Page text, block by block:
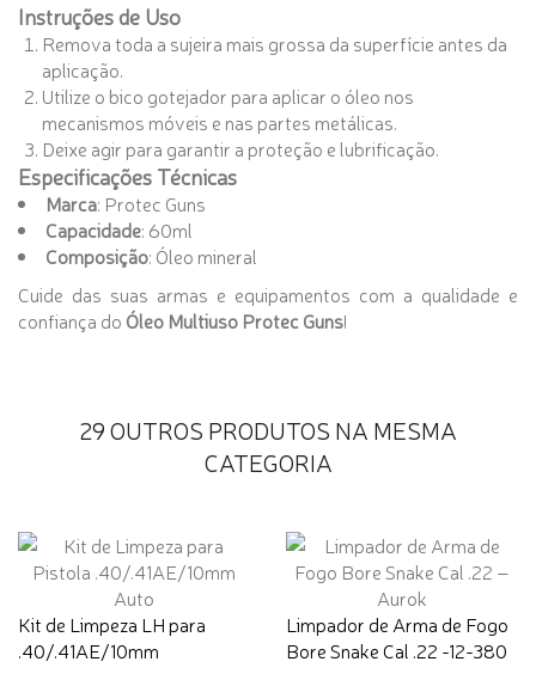
Instruções de Uso
Remova toda a sujeira mais grossa da superfície antes da
aplicação.
Utilize o bico gotejador para aplicar o óleo nos
mecanismos móveis e nas partes metálicas.
Deixe agir para garantir a proteção e lubrificação.
Especificações Técnicas
Marca: Protec Guns
Capacidade: 60ml
Composição: Óleo mineral
Cuide das suas armas e equipamentos com a qualidade e
confiança do Óleo Multiuso Protec Guns!
29 OUTROS PRODUTOS NA MESMA
CATEGORIA
Kit de Limpeza LH para
.40/.41AE/10mm
Limpador de Arma de Fogo
Bore Snake Cal .22 -12-380